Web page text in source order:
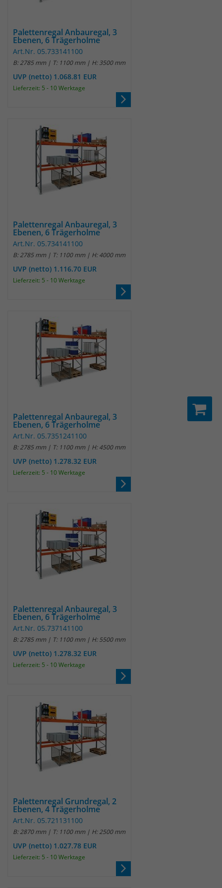
Palettenregal Anbauregal, 3
Ebenen, 6 Trägerholme
Art.Nr. 05.733141100
B: 2785 mm | T: 1100 mm | H: 3500 mm
UVP (netto) 1.068.81 EUR
Lieferzeit: 5 - 10 Werktage
Palettenregal Anbauregal, 3
Ebenen, 6 Trägerholme
Art.Nr. 05.734141100
B: 2785 mm | T: 1100 mm | H: 4000 mm
UVP (netto) 1.116.70 EUR
Lieferzeit: 5 - 10 Werktage
Palettenregal Anbauregal, 3
Ebenen, 6 Trägerholme
Art.Nr. 05.7351241100
B: 2785 mm | T: 1100 mm | H: 4500 mm
UVP (netto) 1.278.32 EUR
Lieferzeit: 5 - 10 Werktage
Palettenregal Anbauregal, 3
Ebenen, 6 Trägerholme
Art.Nr. 05.737141100
B: 2785 mm | T: 1100 mm | H: 5500 mm
UVP (netto) 1.278.32 EUR
Lieferzeit: 5 - 10 Werktage
Palettenregal Grundregal, 2
Ebenen, 4 Trägerholme
Art.Nr. 05.721131100
B: 2870 mm | T: 1100 mm | H: 2500 mm
UVP (netto) 1.027.78 EUR
Lieferzeit: 5 - 10 Werktage
unzugänglich.
Name _pk_ref
Anbieter Matomo
Das Cookie wird von Matomo
instralliert. Das Cookie wird verwendet,
um Besucher-, Sitzungs- und
Kampagnendaten zu berechnen und
die Nutzung der Website für den
Analysebericht der Website zu
eine randoly generierte Nummer zu,
um eindeutige Besucher zu
identifizieren. Die Daten werde lokal
auf unserem Server gespeichert und
sind damit externen Unternehmen
Anbieter Matomo
Laufzeit 30 Minuten
Zweck
Das Cookie wird genutzt um temporär
Name _pk_cvar
Anbieter Matomo
Laufzeit 30 Minuten
Das Cookie wird genutzt um temporär
Name _pk_hsr
Anbieter Matomo
Laufzeit
Zweck
Session Daten zu speichern
Name _pk_testcookie
Anbieter Matomo
Zweck
Das Cookie wird gesetzt um zu
überprüfen ob der Browser erlaubt
Cookies zu setzen. Es wird direkt nach
demTest wieder gelöscht.